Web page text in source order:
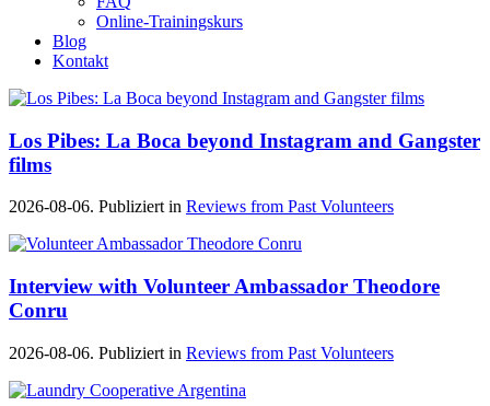
Online-Trainingskurs
Blog
Kontakt
Los Pibes: La Boca beyond Instagram and Gangster
films
2026-08-06. Publiziert in Reviews from Past Volunteers
Interview with Volunteer Ambassador Theodore
Conru
2026-08-06. Publiziert in Reviews from Past Volunteers